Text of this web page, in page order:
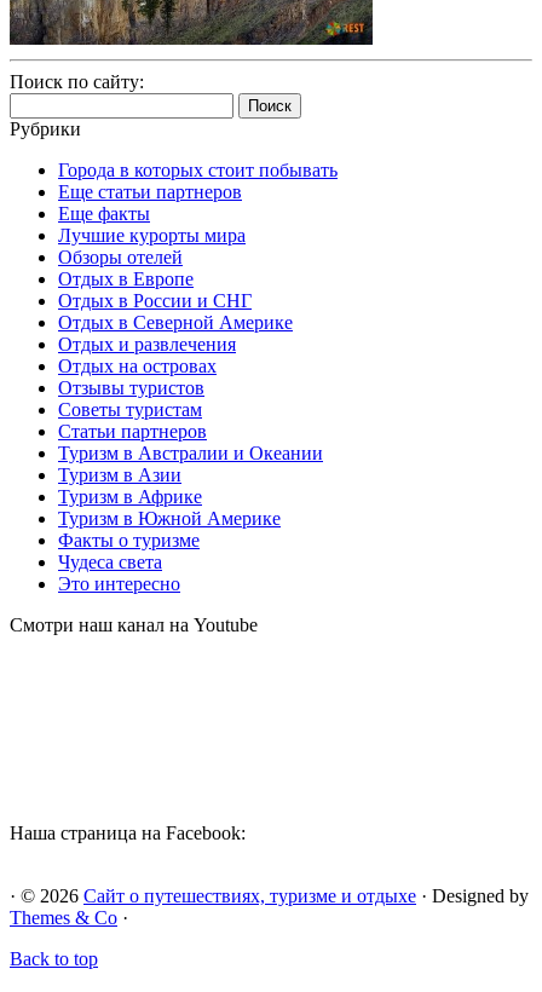
Поиск по сайту:
Рубрики
Города в которых стоит побывать
Еще статьи партнеров
Еще факты
Лучшие курорты мира
Обзоры отелей
Отдых в Европе
Отдых в России и СНГ
Отдых в Северной Америке
Отдых и развлечения
Отдых на островах
Отзывы туристов
Советы туристам
Статьи партнеров
Туризм в Австралии и Океании
Туризм в Азии
Туризм в Африке
Туризм в Южной Америке
Факты о туризме
Чудеса света
Это интересно
Смотри наш канал на Youtube
Наша страница на Facebook:
· © 2026 Сайт о путешествиях, туризме и отдыхе · Designed by
Themes & Co ·
Back to top